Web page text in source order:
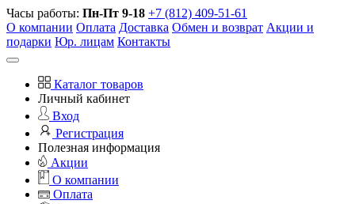
Часы работы: Пн-Пт 9-18 +7 (812) 409-51-61
О компании Оплата Доставка Обмен и возврат Акции и
подарки Юр. лицам Контакты
Каталог товаров
Личный кабинет
Вход
Регистрация
Полезная информация
Акции
О компании
Оплата